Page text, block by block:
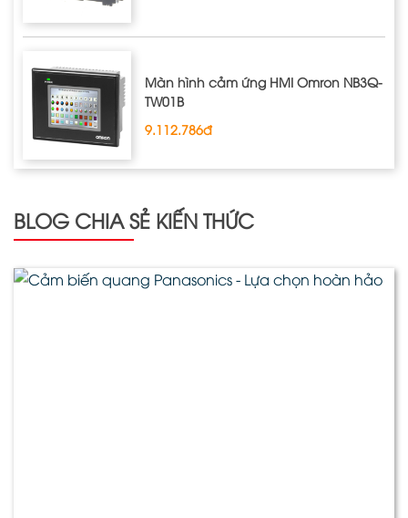
Màn hình cảm ứng HMI Omron NB3Q‐
TW01B
9.112.786đ
BLOG CHIA SẺ KIẾN THỨC